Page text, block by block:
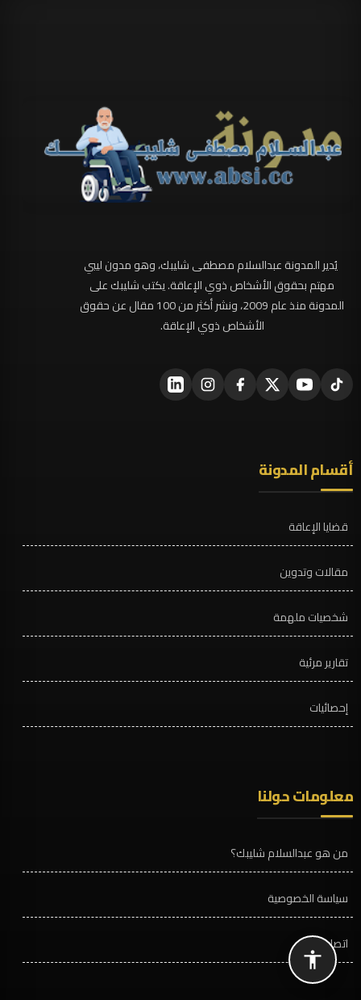
يُدير المدونة عبدالسلام مصطفى شليبك، وهو مدون ليبي
مهتم بحقوق الأشخاص ذوي الإعاقة. يكتب شليبك على
المدونة منذ عام 2009، ونشر أكثر من 100 مقال عن حقوق
الأشخاص ذوي الإعاقة.
أقسام المدونة
قضايا الإعاقة
مقالات وتدوين
شخصيات ملهمة
تقارير مرئية
إحصائيات
معلومات حولنا
من هو عبدالسلام شليبك؟
سياسة الخصوصية
اتصل بنا